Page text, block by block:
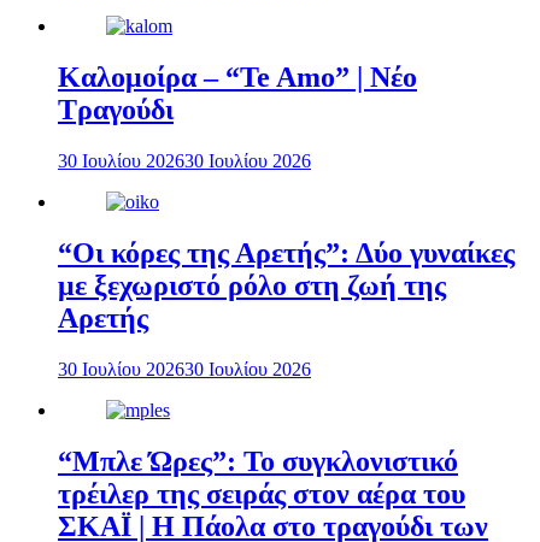
Καλομοίρα – “Te Amo” | Νέο
Τραγούδι
30 Ιουλίου 202630 Ιουλίου 2026
“Οι κόρες της Αρετής”: Δύο γυναίκες
με ξεχωριστό ρόλο στη ζωή της
Αρετής
30 Ιουλίου 202630 Ιουλίου 2026
“Μπλε Ώρες”: Το συγκλονιστικό
τρέιλερ της σειράς στον αέρα του
ΣΚΑΪ | Η Πάολα στο τραγούδι των